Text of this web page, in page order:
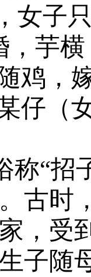
女子
，芋
鸡，
仔（
称“
古时
，受
子随